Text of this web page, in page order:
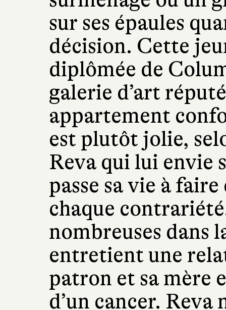
sur ses épaules
décision. Cette
diplômée de
galerie d’art
appartement
est plutôt jolie,
Reva qui lui envie
passe sa vie à
chaque
nombreuses dans
entretient une
patron et sa mère
d’un cancer. Reva